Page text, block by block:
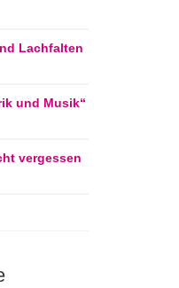
Lachfalten
und Musik“
vergessen